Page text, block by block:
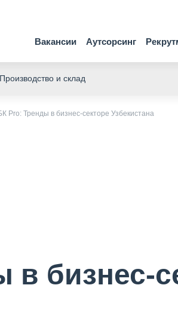
Вакансии Аутсорсинг
и склад
Pro: Тренды в бизнес-секторе Узбекистана
бизнес-